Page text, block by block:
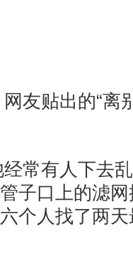
友贴出的“离
常有人下去
子口上的滤
个人找了两